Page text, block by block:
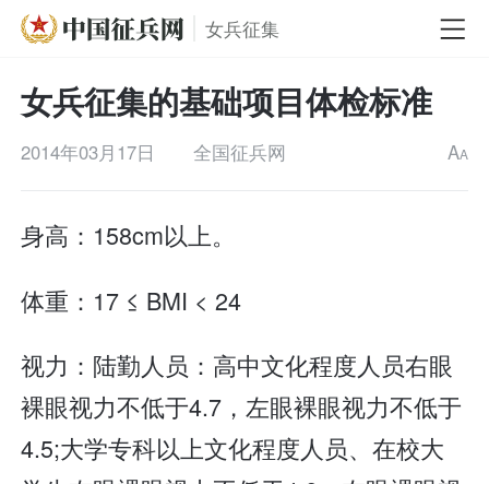
女兵征集
女兵征集的基础项目体检标准
2014年03月17日 全国征兵网 AA
身高：158cm以上。
体重：17 ≤ BMI < 24
视力：陆勤人员：高中文化程度人员右眼
裸眼视力不低于4.7，左眼裸眼视力不低于
4.5;大学专科以上文化程度人员、在校大